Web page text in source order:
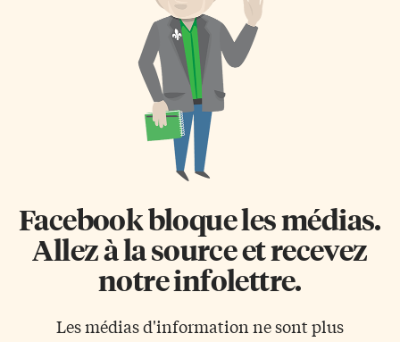
Facebook bloque les médias.
Allez à la source et recevez
notre infolettre.
Les médias d'information ne sont plus